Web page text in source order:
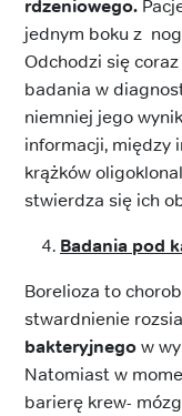
rdzeniowego.
jednym boku z
Odchodzi się
badania w
niemniej jego
informacji, między
krążków
stwierdza się ich
Badania pod
Borelioza to
stwardnienie
bakteryjnegow
Natomiast w
barierę krew-